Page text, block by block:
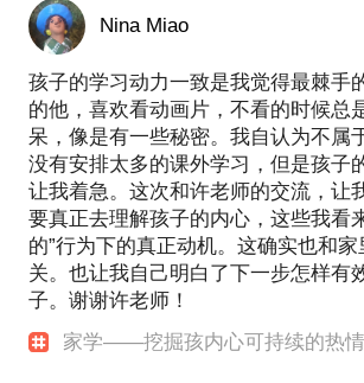
Nina Miao
孩子的学习动力一致是我觉得最棘手
的他，喜欢看动画片，不看的时候总
呆，像是有一些秘密。我自认为不属
没有安排太多的课外学习，但是孩子
让我着急。这次和许老师的交流，让
要真正去理解孩子的内心，这些我看
的”行为下的真正动机。这确实也和
关。也让我自己明白了下一步怎样有
子。谢谢许老师！
家学——挖掘孩内心可持续的热